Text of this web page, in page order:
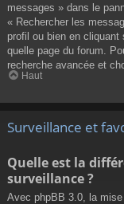
messages » dans le
« Rechercher les
profil ou bien en cliquant
quelle page du forum.
recherche avancée et
Haut
Surveillance et
Quelle est la
surveillance ?
Avec phpBB 3.0, la